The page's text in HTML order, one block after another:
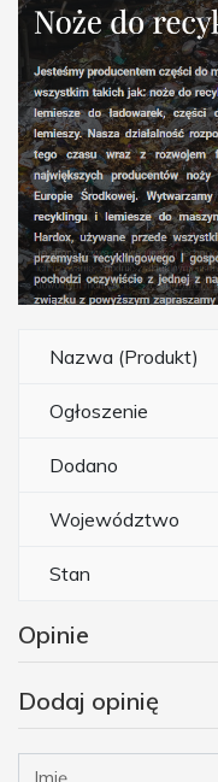
Nazwa (Produkt)
Ogłoszenie
Dodano
Województwo
Stan
Opinie
Dodaj opinię